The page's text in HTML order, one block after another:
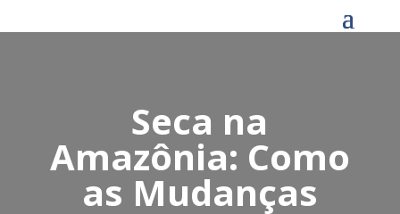
Seca na
Amazônia: Como
as Mudanças